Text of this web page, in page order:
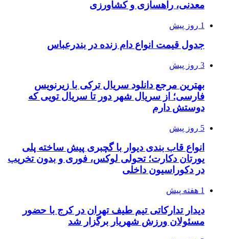
معدنی، راهسازی و کشاورزی
1 روز پیش
جدول قیمت انواع دام زنده در بندرعباس
3 روز پیش
بهترین مرجع دانلود سریال ترکی با زیرنویس
فارسی؛ از سریال شهر دور تا سریال تویی که
دوستش دارم
5 روز پیش
انواع قاب بندی دیوار با گچبری پیش ساخته پلی
یورتان دکارت؛ تحولی لوکس، فوری و بدون تخریب
در دکوراسیون داخلی
1 هفته پیش
دیدار تدارکاتی تیم طیف تهران در کرج با حضور
مسئولان ورزش شهریار برگزار شد